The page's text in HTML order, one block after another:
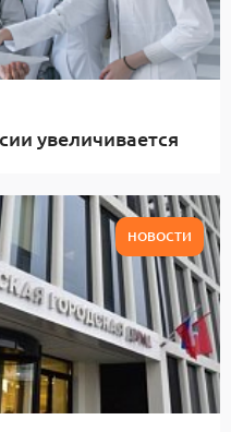
увеличивается
НОВОСТИ